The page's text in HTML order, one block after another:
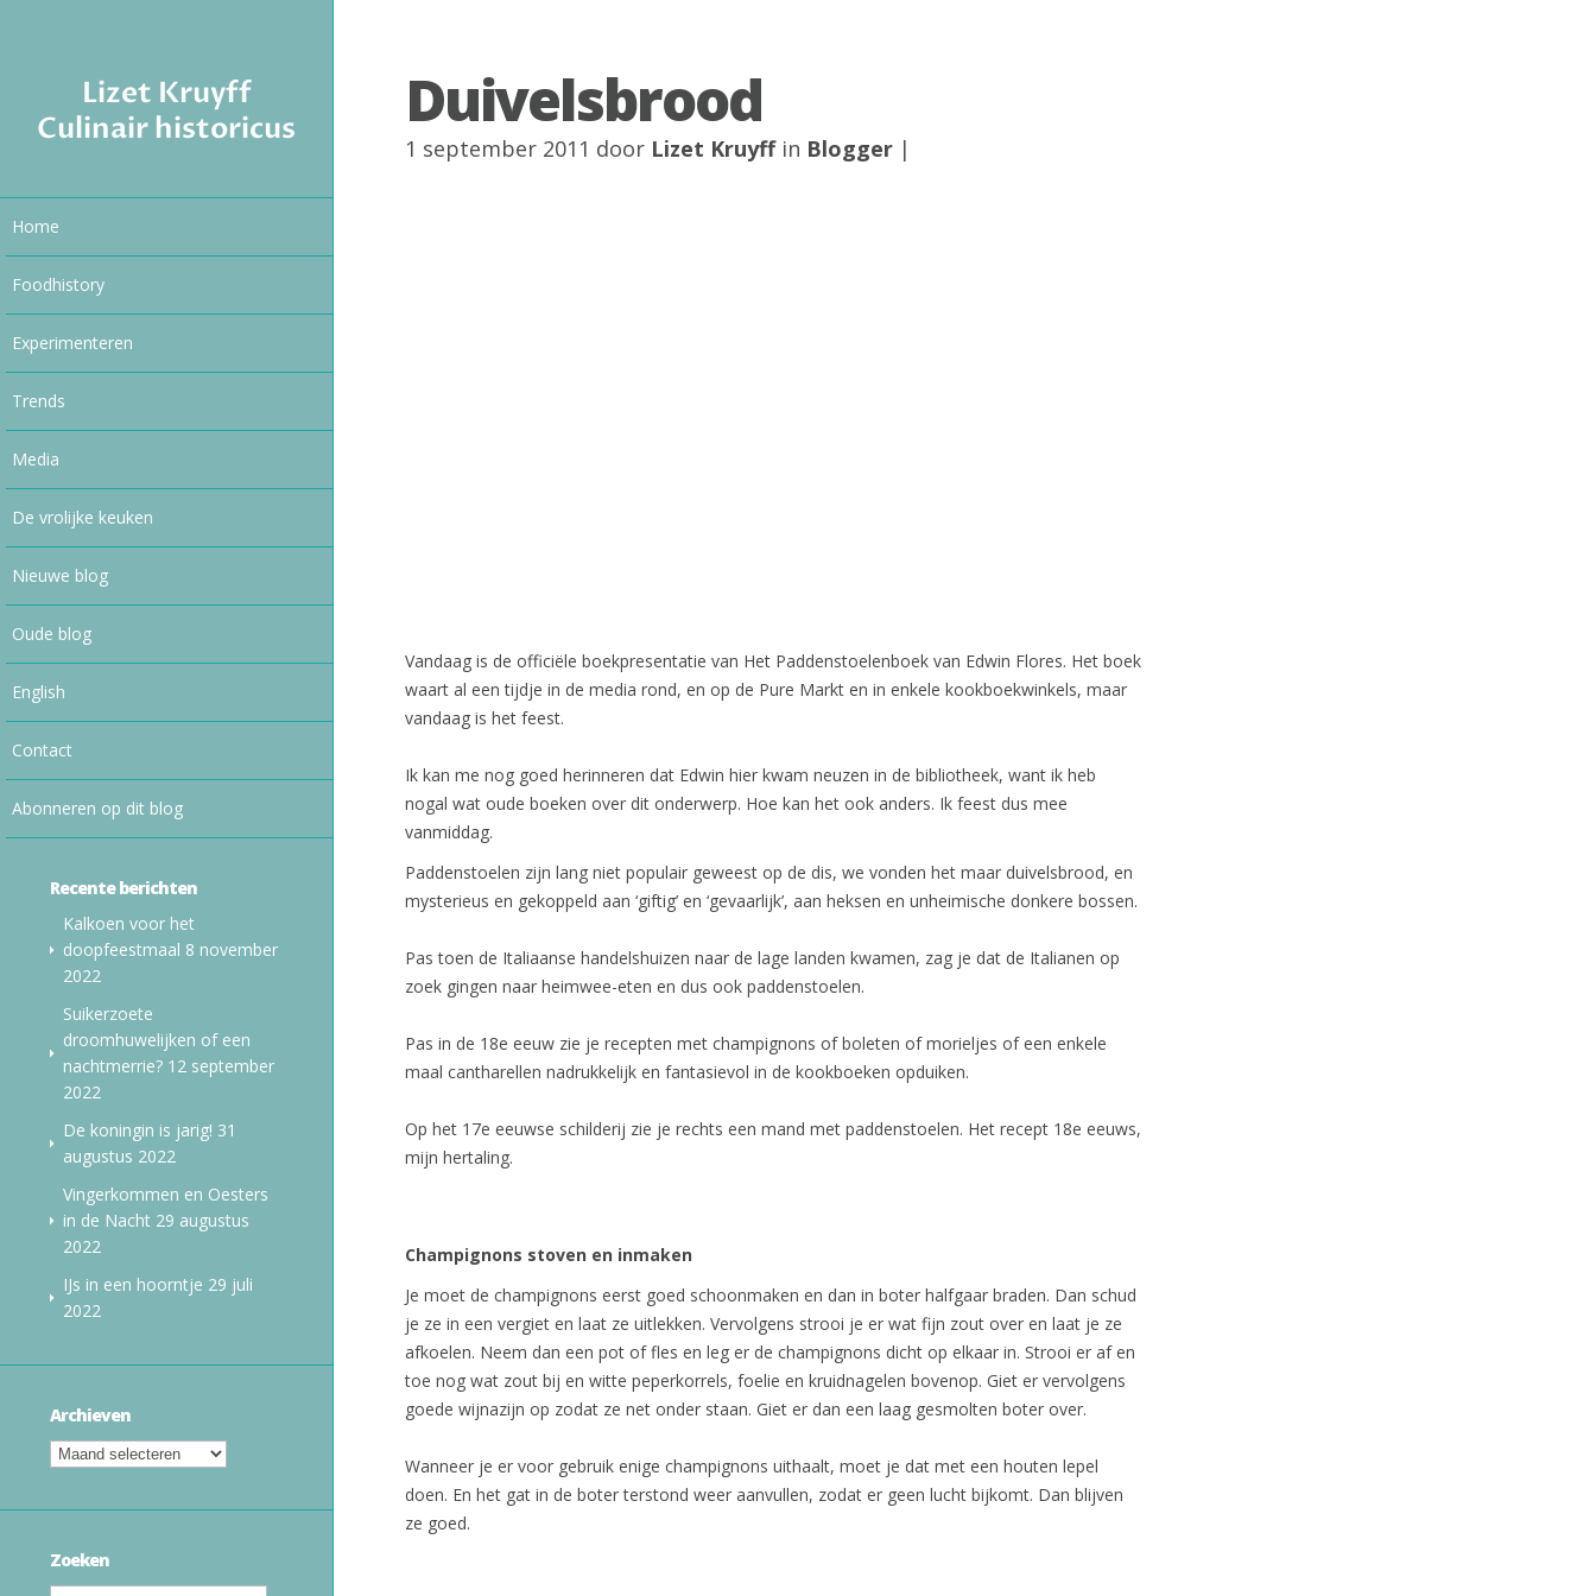
Lizet Kruyff
Culinair historicus
Home
Foodhistory
Experimenteren
Trends
Media
De vrolijke keuken
Nieuwe blog
Oude blog
English
Contact
Abonneren op dit blog
Recente berichten
Kalkoen voor het
doopfeestmaal 8 november
2022
Suikerzoete
droomhuwelijken of een
nachtmerrie? 12 september
2022
De koningin is jarig! 31
augustus 2022
Vingerkommen en Oesters
in de Nacht 29 augustus
2022
IJs in een hoorntje 29 juli
2022
Archieven
Zoeken
Duivelsbrood
1 september 2011 door Lizet Kruyffin Blogger |
Vandaag is de officiële boekpresentatie van Het Paddenstoelenboek van Edwin Flores. Het boek
waart al een tijdje in de media rond, en op de Pure Markt en in enkele kookboekwinkels, maar
vandaag is het feest.
Ik kan me nog goed herinneren dat Edwin hier kwam neuzen in de bibliotheek, want ik heb
nogal wat oude boeken over dit onderwerp. Hoe kan het ook anders. Ik feest dus mee
vanmiddag.
Paddenstoelen zijn lang niet populair geweest op de dis, we vonden het maar duivelsbrood, en
mysterieus en gekoppeld aan ‘giftig’ en ‘gevaarlijk’, aan heksen en unheimische donkere bossen.
Pas toen de Italiaanse handelshuizen naar de lage landen kwamen, zag je dat de Italianen op
zoek gingen naar heimwee-eten en dus ook paddenstoelen.
Pas in de 18e eeuw zie je recepten met champignons of boleten of morieljes of een enkele
maal cantharellen nadrukkelijk en fantasievol in de kookboeken opduiken.
Op het 17e eeuwse schilderij zie je rechts een mand met paddenstoelen. Het recept 18e eeuws,
mijn hertaling.
Champignons stoven en inmaken
Je moet de champignons eerst goed schoonmaken en dan in boter halfgaar braden. Dan schud
je ze in een vergiet en laat ze uitlekken. Vervolgens strooi je er wat fijn zout over en laat je ze
afkoelen. Neem dan een pot of fles en leg er de champignons dicht op elkaar in. Strooi er af en
toe nog wat zout bij en witte peperkorrels, foelie en kruidnagelen bovenop. Giet er vervolgens
goede wijnazijn op zodat ze net onder staan. Giet er dan een laag gesmolten boter over.
Wanneer je er voor gebruik enige champignons uithaalt, moet je dat met een houten lepel
doen. En het gat in de boter terstond weer aanvullen, zodat er geen lucht bijkomt. Dan blijven
ze goed.